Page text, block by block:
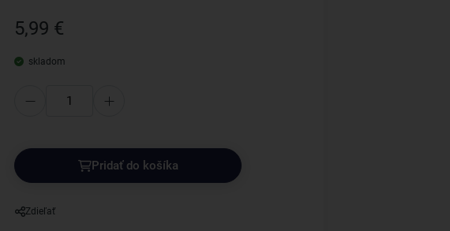
5,99 €
skladom
Pridať do košíka
Zdieľať